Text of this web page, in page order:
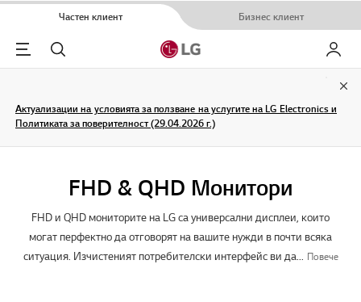
Частен клиент Бизнес клиент
Menu
Търсене Моят
Актуализации на условията за ползване на услугите на LG Electronics и
Политиката за поверителност (29.04.2026 г.)
FHD & QHD Монитори
FHD и QHD мониторите на LG са универсални дисплеи, които
могат перфектно да отговорят на вашите нужди в почти всяка
ситуация. Изчистеният потребителски интерфейс ви да... Повече